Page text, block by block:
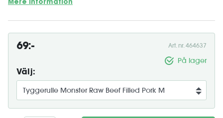
Mere information
69:- Art. nr. 464637
På lager
Välj: